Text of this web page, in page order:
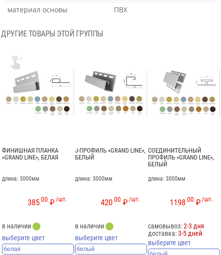
материал основы
ПВХ
ДРУГИЕ ТОВАРЫ ЭТОЙ ГРУППЫ
ФИНИШНАЯ ПЛАНКА
«GRAND LINE», БЕЛАЯ
длина: 3000мм
/шт.
38500 ₽
в наличии
выберите цвет
J-ПРОФИЛЬ «GRAND LINE»,
БЕЛЫЙ
длина: 3000мм
/шт.
42000 ₽
в наличии
выберите цвет
СОЕДИНИТЕЛЬНЫЙ
ПРОФИЛЬ «GRAND LINE»,
БЕЛЫЙ
длина: 3000мм
/шт.
119800 ₽
самовывоз:2-3 дня
доставка:3-5 дней
выберите цвет
